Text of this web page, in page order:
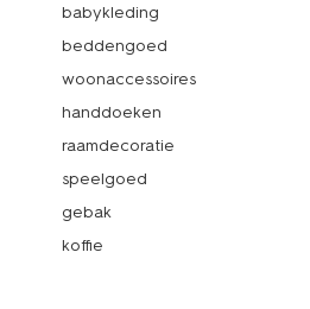
babykleding
beddengoed
woonaccessoires
handdoeken
raamdecoratie
speelgoed
gebak
koffie